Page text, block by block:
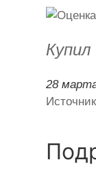
28